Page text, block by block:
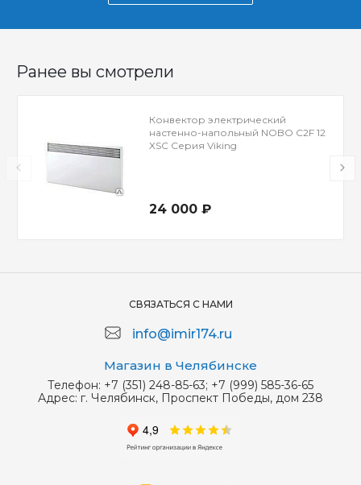
Ранее вы смотрели
Конвектор электрический
настенно-напольный NOBO C2F 12
XSC Серия Viking
24 000 ₽
СВЯЗАТЬСЯ С НАМИ
info@imir174.ru
Магазин в Челябинске
Телефон: +7 (351) 248-85-63; +7 (999) 585-36-65
Адрес: г. Челябинск, Проспект Победы, дом 238